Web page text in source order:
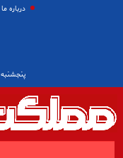
درباره ما
پنجشنبه ۱۵ مرداد ۱۴۰۵